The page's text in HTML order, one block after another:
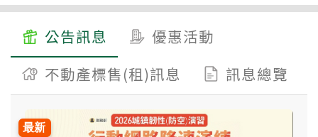
公告訊息
優惠活動
不動產標售(租)訊息
訊息總覽